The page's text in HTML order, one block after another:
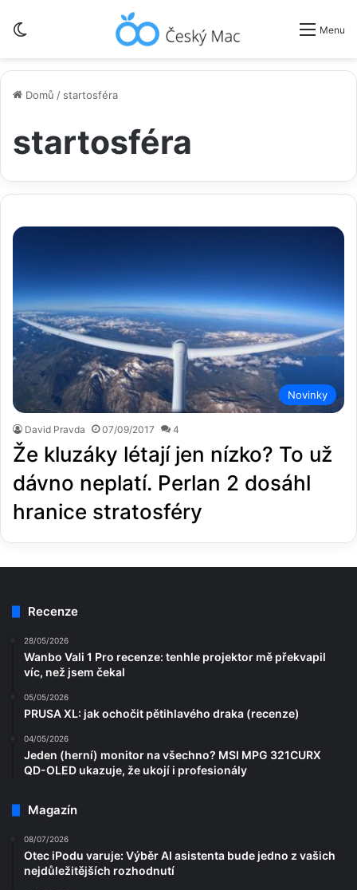
Menu
Domů / startosféra
startosféra
Novinky
David Pravda 07/09/2017 4
Že kluzáky létají jen nízko? To už
dávno neplatí. Perlan 2 dosáhl
hranice stratosféry
Recenze
28/05/2026
Wanbo Vali 1 Pro recenze: tenhle projektor mě překvapil
víc, než jsem čekal
05/05/2026
PRUSA XL: jak ochočit pětihlavého draka (recenze)
04/05/2026
Jeden (herní) monitor na všechno? MSI MPG 321CURX
QD-OLED ukazuje, že ukojí i profesionály
Magazín
08/07/2026
Otec iPodu varuje: Výběr AI asistenta bude jedno z vašich
nejdůležitějších rozhodnutí